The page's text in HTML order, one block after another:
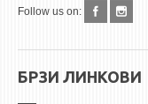
Follow us on:
БРЗИ ЛИНКОВИ